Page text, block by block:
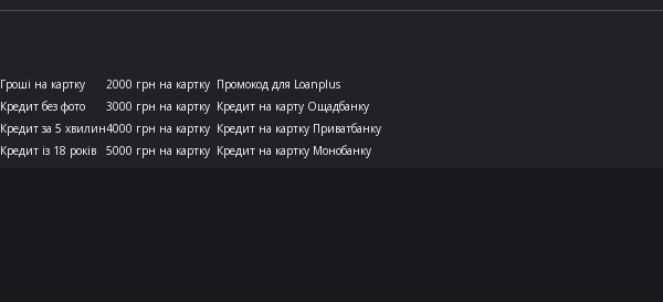
Гроші на картку
Кредит без фото
Кредит за 5 хвилин
Кредит із 18 років
2000 грн на картку
3000 грн на картку
4000 грн на картку
5000 грн на картку
Промокод для Loanplus
Кредит на карту Ощадбанку
Кредит на картку Приватбанку
Кредит на картку Монобанку